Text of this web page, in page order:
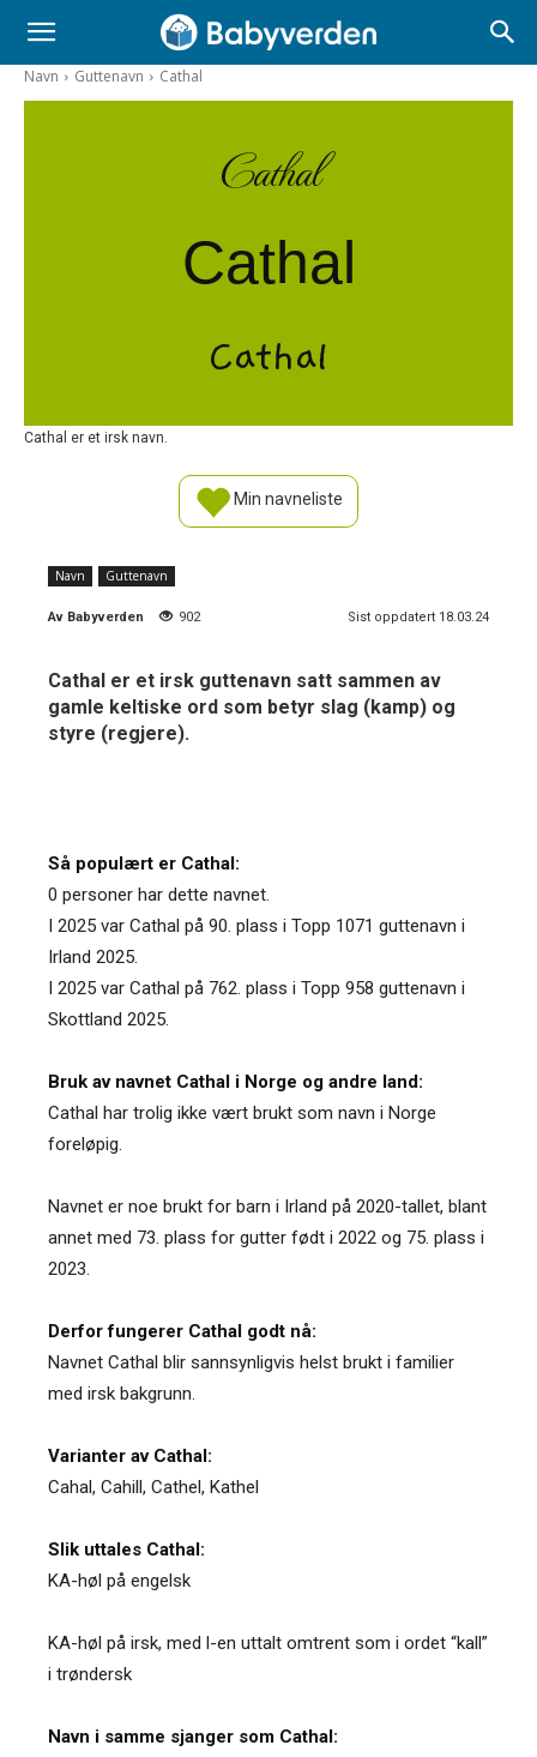
Navn Guttenavn Cathal
Cathal
Cathal
Cathal
Cathal er et irsk navn.
Min navneliste
Navn Guttenavn
Av Babyverden 902 Sist oppdatert 18.03.24
Cathal er et irsk guttenavn satt sammen av
gamle keltiske ord som betyr slag (kamp) og
styre (regjere).
Så populært er Cathal:
0 personer har dette navnet.
I 2025 var Cathal på 90. plass i Topp 1071 guttenavn i
Irland 2025.
I 2025 var Cathal på 762. plass i Topp 958 guttenavn i
Skottland 2025.
Bruk av navnet Cathal i Norge og andre land:
Cathal har trolig ikke vært brukt som navn i Norge
foreløpig.
Navnet er noe brukt for barn i Irland på 2020-tallet, blant
annet med 73. plass for gutter født i 2022 og 75. plass i
2023.
Derfor fungerer Cathal godt nå:
Navnet Cathal blir sannsynligvis helst brukt i familier
med irsk bakgrunn.
Varianter av Cathal:
Cahal, Cahill, Cathel, Kathel
Slik uttales Cathal:
KA-høl på engelsk
KA-høl på irsk, med l-en uttalt omtrent som i ordet “kall”
i trøndersk
Navn i samme sjanger som Cathal: